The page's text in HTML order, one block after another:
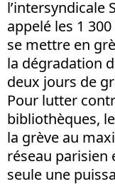
l’intersyndicale
appelé les 1
se mettre en
la dégradation
deux jours de
Pour lutter
bibliothèques,
la grève au
réseau parisien
seule une